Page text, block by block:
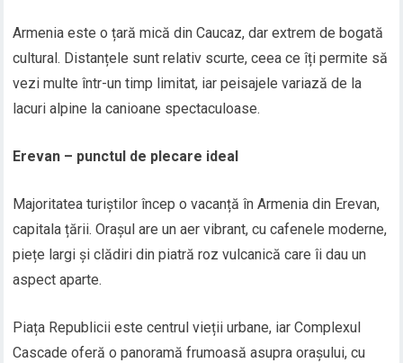
Armenia este o țară mică din Caucaz, dar extrem de bogată
cultural. Distanțele sunt relativ scurte, ceea ce îți permite să
vezi multe într-un timp limitat, iar peisajele variază de la
lacuri alpine la canioane spectaculoase.
Erevan – punctul de plecare ideal
Majoritatea turiștilor încep o vacanță în Armenia din Erevan,
capitala țării. Orașul are un aer vibrant, cu cafenele moderne,
piețe largi și clădiri din piatră roz vulcanică care îi dau un
aspect aparte.
Piața Republicii este centrul vieții urbane, iar Complexul
Cascade oferă o panoramă frumoasă asupra orașului, cu